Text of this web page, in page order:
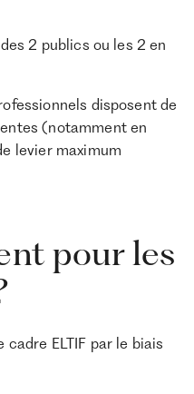
2 publics ou les 2 en
disposent de
(notamment en
levier maximum
pour les
cadre ELTIF par le biais